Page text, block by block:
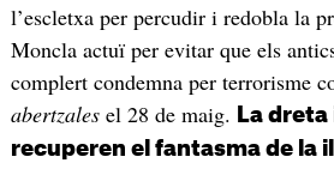
l’escletxa per percudir i redobla la
Moncla actuï per evitar que els
complert condemna per terrorisme
abertzales el 28 de maig.
La
recuperen el fantasma de la